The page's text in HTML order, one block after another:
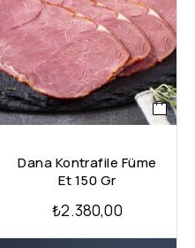
Dana Kontrafile Füme
Et 150 Gr
₺2.380,00